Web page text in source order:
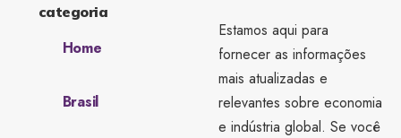
categoria
Home
Brasil
Estamos aqui para
fornecer as informações
mais atualizadas e
relevantes sobre economia
e indústria global. Se você